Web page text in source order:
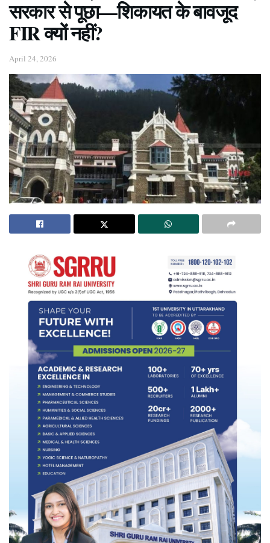
सरकार से पूछा—शिकायत के बावजूद
FIR क्यों नहीं?
April 24, 2026